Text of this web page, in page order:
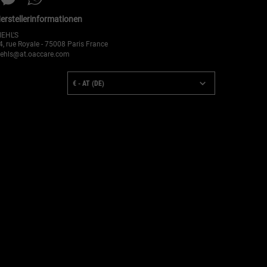
rue Royale - 75008 Paris France
€ - AT (DE)